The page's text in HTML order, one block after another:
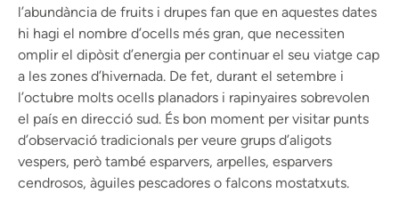
l’abundància de fruits i drupes fan que en aquestes dates
hi hagi el nombre d’ocells més gran, que necessiten
omplir el dipòsit d’energia per continuar el seu viatge cap
a les zones d’hivernada. De fet, durant el setembre i
l’octubre molts ocells planadors i rapinyaires sobrevolen
el país en direcció sud. És bon moment per visitar punts
d’observació tradicionals per veure grups d’aligots
vespers, però també esparvers, arpelles, esparvers
cendrosos, àguiles pescadores o falcons mostatxuts.